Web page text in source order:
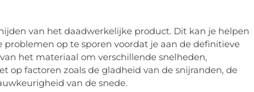
van het daadwerkelijke product. Dit kan je helpen
op te sporen voordat je aan de definitieve
het materiaal om verschillende snelheden,
op factoren zoals de gladheid van de snijranden, de
van de snede.